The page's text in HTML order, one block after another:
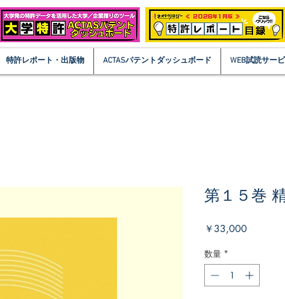
特許レポート・出版物 ACTASパテントダッシュボード WEB試読サー
第１５巻
￥33,000価
数量 *